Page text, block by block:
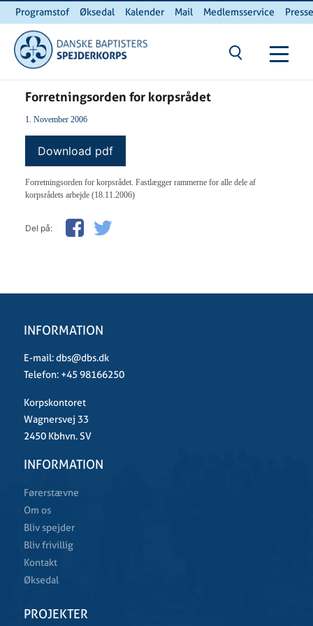
Programstof Øksedal Kalender Mail Medlemsservice
INTERNnet
Du er her:
Forretningsorden for korpsrådet
1. November 2006
Download pdf
Forretningsorden for korpsrådet. Fastlægger rammerne for alle dele af
korpsrådets arbejde (18.11.2006)
Del på:
INFORMATION
E-mail:dbs@dbs.dk
Telefon: +45 98166250
Korpskontoret
Wagnersvej 33
2450 Kbhvn. SV
INFORMATION
Førerstævne
Om os
Bliv spejder
Bliv frivillig
Kontakt
Øksedal
PROJEKTER